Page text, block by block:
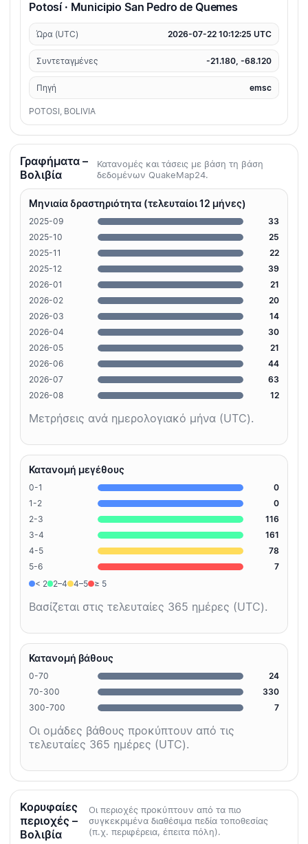
Potosí · Municipio San Pedro de Quemes
Ώρα (UTC) 2026-07-22 10:12:25 UTC
Συντεταγμένες -21.180, -68.120
Πηγή emsc
POTOSI, BOLIVIA
Γραφήματα –
Βολιβία
Κατανομές και τάσεις με βάση τη βάση
δεδομένων QuakeMap24.
Μηνιαία δραστηριότητα (τελευταίοι 12 μήνες)
2025-09
33
2025-10
25
2025-11
22
2025-12
39
2026-01
21
2026-02
20
2026-03
14
2026-04
30
2026-05
21
2026-06
44
2026-07
63
2026-08
12
Μετρήσεις ανά ημερολογιακό μήνα (UTC).
Κατανομή μεγέθους
0-1
0
1-2
0
2-3
116
3-4
161
4-5
78
5-6
7
< 2
2–4 4–5 ≥ 5
Βασίζεται στις τελευταίες 365 ημέρες (UTC).
Κατανομή βάθους
0-70
24
70-300
330
300-700
7
Οι ομάδες βάθους προκύπτουν από τις
τελευταίες 365 ημέρες (UTC).
Κορυφαίες
περιοχές –
Βολιβία
Οι περιοχές προκύπτουν από τα πιο
συγκεκριμένα διαθέσιμα πεδία τοποθεσίας
(π.χ. περιφέρεια, έπειτα πόλη).